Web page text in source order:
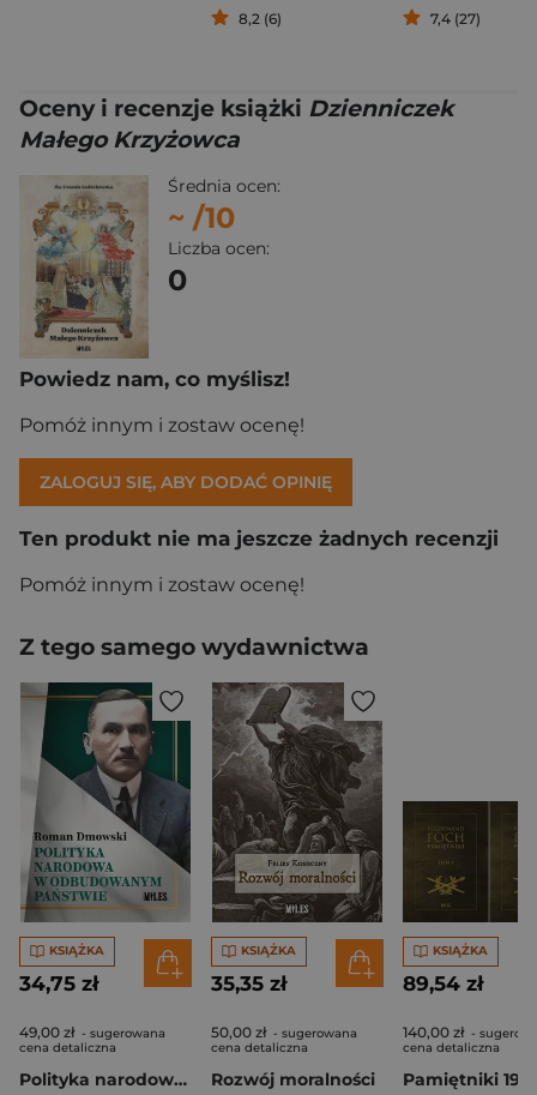
8,2 (6) 7,4 (27)
Oceny i recenzje książki Dzienniczek
Małego Krzyżowca
Średnia ocen:
~ /10
Liczba ocen:
0
Powiedz nam, co myślisz!
Pomóż innym i zostaw ocenę!
ZALOGUJ SIĘ, ABY DODAĆ OPINIĘ
Ten produkt nie ma jeszcze żadnych recenzji
Pomóż innym i zostaw ocenę!
Z tego samego wydawnictwa
KSIĄŻKA
34,75 zł
49,00 zł - sugerowana
cena detaliczna
Polityka narodowa w odbudowanym państwie
KSIĄŻKA
35,35 zł
50,00 zł - sugerowana
cena detaliczna
Rozwój moralności
KSIĄŻKA
89,54 zł
140,00 zł -
cena detaliczna